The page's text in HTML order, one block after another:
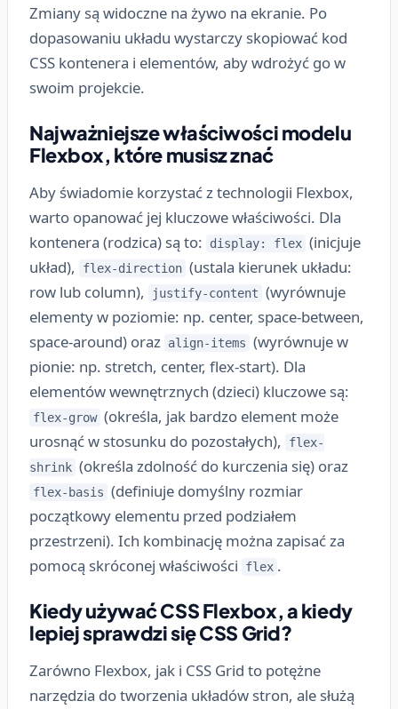
Zmiany są widoczne na żywo na ekranie. Po
dopasowaniu układu wystarczy skopiować kod
CSS kontenera i elementów, aby wdrożyć go w
swoim projekcie.
Najważniejsze właściwości modelu
Flexbox, które musisz znać
Aby świadomie korzystać z technologii Flexbox,
warto opanować jej kluczowe właściwości. Dla
kontenera (rodzica) są to:
display: flex (inicjuje
układ),
flex-direction (ustala kierunek układu:
row lub column),
justify-content (wyrównuje
elementy w poziomie: np. center, space-between,
space-around) oraz align-items (wyrównuje w
pionie: np. stretch, center, flex-start). Dla
elementów wewnętrznych (dzieci) kluczowe są:
flex-grow (określa, jak bardzo element może
urosnąć w stosunku do pozostałych),
flex-
shrink (określa zdolność do kurczenia się) oraz
flex-basis (definiuje domyślny rozmiar
początkowy elementu przed podziałem
przestrzeni). Ich kombinację można zapisać za
pomocą skróconej właściwości
flex .
Kiedy używać CSS Flexbox, a kiedy
lepiej sprawdzi się CSS Grid?
Zarówno Flexbox, jak i CSS Grid to potężne
narzędzia do tworzenia układów stron, ale służą